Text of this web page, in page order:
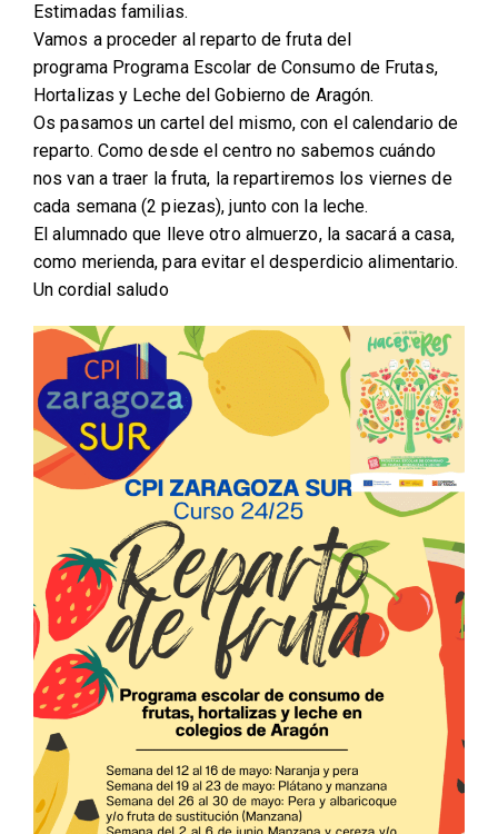
Estimadas familias.
Vamos a proceder al reparto de fruta del
programa Programa Escolar de Consumo de Frutas,
Hortalizas y Leche del Gobierno de Aragón.
Os pasamos un cartel del mismo, con el calendario de
reparto. Como desde el centro no sabemos cuándo
nos van a traer la fruta, la repartiremos los viernes de
cada semana (2 piezas), junto con la leche.
El alumnado que lleve otro almuerzo, la sacará a casa,
como merienda, para evitar el desperdicio alimentario.
Un cordial saludo